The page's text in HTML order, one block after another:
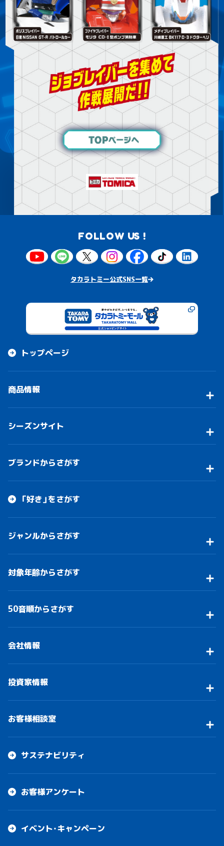
FOLLOW US !
タカラトミー公式SNS一覧
トップページ
商品情報
シーズンサイト
ブランドからさがす
「好き」をさがす
ジャンルからさがす
対象年齢からさがす
50音順からさがす
会社情報
投資家情報
お客様相談室
サステナビリティ
お客様アンケート
イベント・キャンペーン